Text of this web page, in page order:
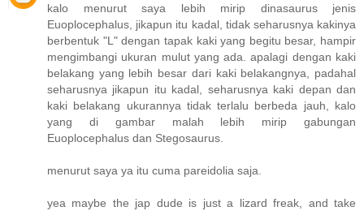
kalo menurut saya lebih mirip dinasaurus jenis
Euoplocephalus, jikapun itu kadal, tidak seharusnya kakinya
berbentuk "L" dengan tapak kaki yang begitu besar, hampir
mengimbangi ukuran mulut yang ada. apalagi dengan kaki
belakang yang lebih besar dari kaki belakangnya, padahal
seharusnya jikapun itu kadal, seharusnya kaki depan dan
kaki belakang ukurannya tidak terlalu berbeda jauh, kalo
yang di gambar malah lebih mirip gabungan
Euoplocephalus dan Stegosaurus.
menurut saya ya itu cuma pareidolia saja.
yea maybe the jap dude is just a lizard freak, and take